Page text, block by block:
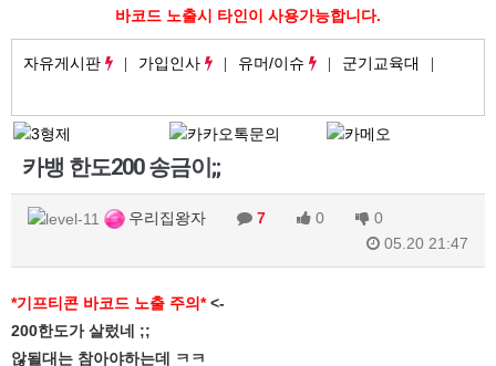
바코드 노출시 타인이 사용가능합니다.
자유게시판 가입인사 유머/이슈 군기교육대
카뱅 한도200 송금이;;
우리집왕자 7 0
0
05.20 21:47
*기프티콘 바코드 노출 주의*<-
200한도가 살렀네 ;;
않될대는 참아야하는데 ㅋㅋ